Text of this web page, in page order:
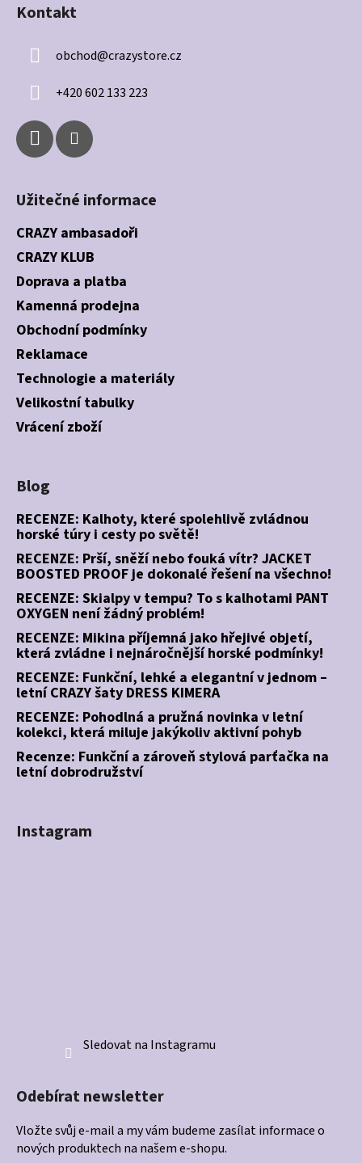
Kontakt
obchod@crazystore.cz
+420 602 133 223
Užitečné informace
CRAZY ambasadoři
CRAZY KLUB
Doprava a platba
Kamenná prodejna
Obchodní podmínky
Reklamace
Technologie a materiály
Velikostní tabulky
Vrácení zboží
Blog
RECENZE: Kalhoty, které spolehlivě zvládnou
horské túry i cesty po světě!
RECENZE: Prší, sněží nebo fouká vítr? JACKET
BOOSTED PROOF je dokonalé řešení na všechno!
RECENZE: Skialpy v tempu? To s kalhotami PANT
OXYGEN není žádný problém!
RECENZE: Mikina příjemná jako hřejivé objetí,
která zvládne i nejnáročnější horské podmínky!
RECENZE: Funkční, lehké a elegantní v jednom –
letní CRAZY šaty DRESS KIMERA
RECENZE: Pohodlná a pružná novinka v letní
kolekci, která miluje jakýkoliv aktivní pohyb
Recenze: Funkční a zároveň stylová parťačka na
letní dobrodružství
Instagram
Sledovat na Instagramu
Odebírat newsletter
Vložte svůj e-mail a my vám budeme zasílat informace o
nových produktech na našem e-shopu.